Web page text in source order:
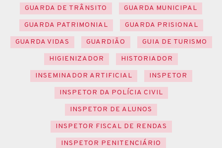
GUARDA DE TRÂNSITO
GUARDA MUNICIPAL
GUARDA PATRIMONIAL
GUARDA PRISIONAL
GUARDA VIDAS
GUARDIÃO
GUIA DE TURISMO
HIGIENIZADOR
HISTORIADOR
INSEMINADOR ARTIFICIAL
INSPETOR
INSPETOR DA POLÍCIA CIVIL
INSPETOR DE ALUNOS
INSPETOR FISCAL DE RENDAS
INSPETOR PENITENCIÁRIO